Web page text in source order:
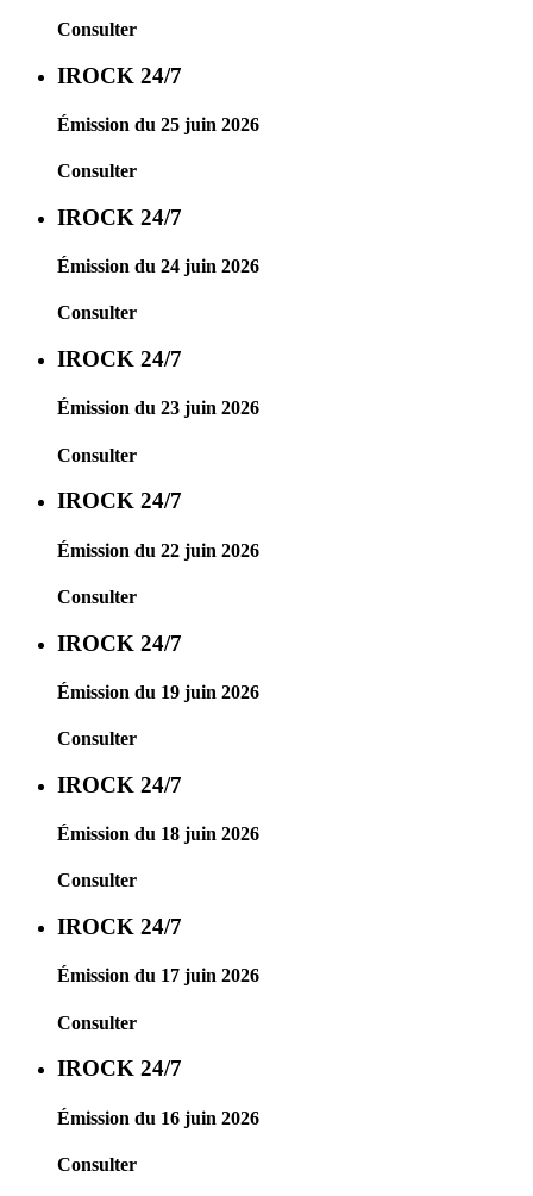
Consulter
IROCK 24/7
Émission du 25 juin 2026
Consulter
IROCK 24/7
Émission du 24 juin 2026
Consulter
IROCK 24/7
Émission du 23 juin 2026
Consulter
IROCK 24/7
Émission du 22 juin 2026
Consulter
IROCK 24/7
Émission du 19 juin 2026
Consulter
IROCK 24/7
Émission du 18 juin 2026
Consulter
IROCK 24/7
Émission du 17 juin 2026
Consulter
IROCK 24/7
Émission du 16 juin 2026
Consulter